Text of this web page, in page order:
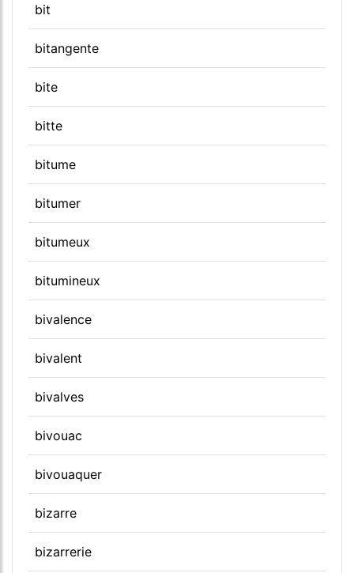
bit
bitangente
bite
bitte
bitume
bitumer
bitumeux
bitumineux
bivalence
bivalent
bivalves
bivouac
bivouaquer
bizarre
bizarrerie